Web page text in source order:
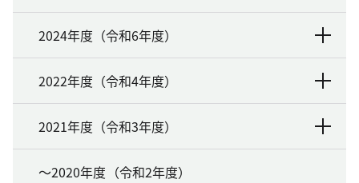
2024年度（令和6年度）
2022年度（令和4年度）
2021年度（令和3年度）
～2020年度（令和2年度）